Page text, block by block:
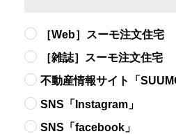
［Web］スーモ注文住宅
［雑誌］スーモ注文住宅
不動産情報サイト「
SNS「Instagram」
SNS「facebook」